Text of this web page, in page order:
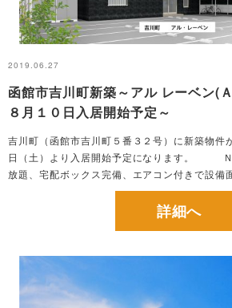
2019.06.27
函館市吉川町新築～アル レーベン(
８月１０日入居開始予定～
吉川町（函館市吉川町５番３２号）に新築物件
日（土）より入居開始予定になります。 Ｎ
放題、宅配ボックス完備、エアコン付きで設備
室追い炊き付きです。 また、ＬＰガスは都市ガ
詳細へ